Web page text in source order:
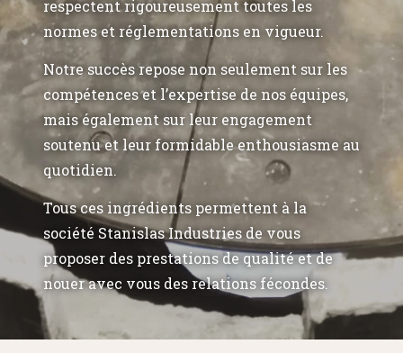
respectent rigoureusement toutes les
normes et réglementations en vigueur.
Notre succès repose non seulement sur les
compétences et l’expertise de nos équipes,
mais également sur leur engagement
soutenu et leur formidable enthousiasme au
quotidien.
Tous ces ingrédients permettent à la
société Stanislas Industries de vous
proposer des prestations de qualité et de
nouer avec vous des relations fécondes.